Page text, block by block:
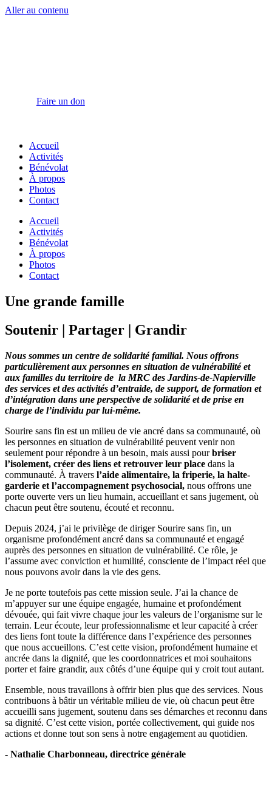
Aller au contenu
Faire un don
Accueil
Activités
Bénévolat
À propos
Photos
Contact
Accueil
Activités
Bénévolat
À propos
Photos
Contact
Une grande famille
Soutenir | Partager | Grandir
Nous sommes un centre de solidarité familial. Nous offrons
particulièrement aux personnes en situation de vulnérabilité et
aux familles du territoire de la MRC des Jardins-de-Napierville
des services et des activités d’entraide, de support, de formation et
d’intégration dans une perspective de solidarité et de prise en
charge de l’individu par lui-même.
Sourire sans fin est un milieu de vie ancré dans sa communauté, où
les personnes en situation de vulnérabilité peuvent venir non
seulement pour répondre à un besoin, mais aussi pourbriser
l’isolement, créer des liens et retrouver leur place dans la
communauté. À travers l’aide alimentaire, la friperie, la halte-
garderie et l’accompagnement psychosocial, nous offrons une
porte ouverte vers un lieu humain, accueillant et sans jugement, où
chacun peut être soutenu, écouté et reconnu.
Depuis 2024, j’ai le privilège de diriger Sourire sans fin, un
organisme profondément ancré dans sa communauté et engagé
auprès des personnes en situation de vulnérabilité. Ce rôle, je
l’assume avec conviction et humilité, consciente de l’impact réel que
nous pouvons avoir dans la vie des gens.
Je ne porte toutefois pas cette mission seule. J’ai la chance de
m’appuyer sur une équipe engagée, humaine et profondément
dévouée, qui fait vivre chaque jour les valeurs de l’organisme sur le
terrain. Leur écoute, leur professionnalisme et leur capacité à créer
des liens font toute la différence dans l’expérience des personnes
que nous accueillons. C’est cette vision, profondément humaine et
ancrée dans la dignité, que les coordonnatrices et moi souhaitons
porter et faire grandir, aux côtés d’une équipe qui y croit tout autant.
Ensemble, nous travaillons à offrir bien plus que des services. Nous
contribuons à bâtir un véritable milieu de vie, où chacun peut être
accueilli sans jugement, soutenu dans ses démarches et reconnu dans
sa dignité. C’est cette vision, portée collectivement, qui guide nos
actions et donne tout son sens à notre engagement au quotidien.
- Nathalie Charbonneau, directrice générale